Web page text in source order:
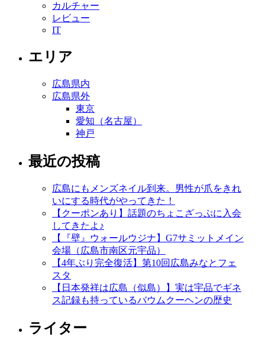
カルチャー
レビュー
IT
エリア
広島県内
広島県外
東京
愛知（名古屋）
神戸
最近の投稿
広島にもメンズネイル到来。男性が爪をきれ
いにする時代がやってきた！
【クーポンあり】話題のちょこざっぷに入会
してきたよ♪
【『壁』ウォールウジナ】G7サミットメイン
会場（広島市南区元宇品）
【4年ぶり完全復活】第10回広島みなとフェ
スタ
【日本発祥は広島（似島）】実は宇品でギネ
ス記録も持っているバウムクーヘンの歴史
ライター